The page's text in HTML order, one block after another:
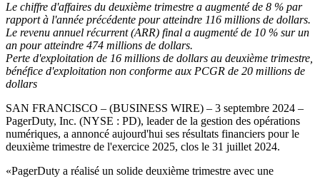
Le chiffre d'affaires du deuxième trimestre a augmenté de 8 % par
rapport à l'année précédente pour atteindre 116 millions de dollars.
Le revenu annuel récurrent (ARR) final a augmenté de 10 % sur un
an pour atteindre 474 millions de dollars.
Perte d'exploitation de 16 millions de dollars au deuxième trimestre,
bénéfice d'exploitation non conforme aux PCGR de 20 millions de
dollars
SAN FRANCISCO – (BUSINESS WIRE) – 3 septembre 2024 –
PagerDuty, Inc. (NYSE : PD), leader de la gestion des opérations
numériques, a annoncé aujourd'hui ses résultats financiers pour le
deuxième trimestre de l'exercice 2025, clos le 31 juillet 2024.
«PagerDuty a réalisé un solide deuxième trimestre avec une